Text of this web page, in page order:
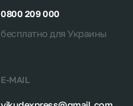
0800 209 000
бесплатно для Украины
E-MAIL